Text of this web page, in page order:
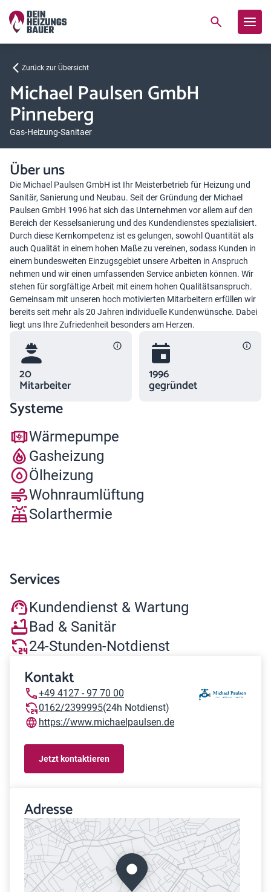
Zurück zur Übersicht
Michael Paulsen GmbH
Pinneberg
Gas-Heizung-Sanitaer
Über uns
Die Michael Paulsen GmbH ist Ihr Meisterbetrieb für Heizung und
Sanitär, Sanierung und Neubau. Seit der Gründung der Michael
Paulsen GmbH 1996 hat sich das Unternehmen vor allem auf den
Bereich der Kesselsanierung und des Kundendienstes spezialisiert.
Durch diese Kernkompetenz ist es gelungen, sowohl Quantität als
auch Qualität in einem hohen Maße zu vereinen, sodass Kunden in
einem bundesweiten Einzugsgebiet unsere Arbeiten in Anspruch
nehmen und wir einen umfassenden Service anbieten können. Wir
stehen für sorgfältige Arbeit mit einem hohen Qualitätsanspruch.
Gemeinsam mit unseren hoch motivierten Mitarbeitern erfüllen wir
bereits seit mehr als 20 Jahren individuelle Kundenwünsche. Dabei
liegt uns Ihre Zufriedenheit besonders am Herzen.
20
Mitarbeiter
1996
gegründet
Systeme
Wärmepumpe
Gasheizung
Ölheizung
Wohnraumlüftung
Solarthermie
Services
Kundendienst & Wartung
Bad & Sanitär
24-Stunden-Notdienst
Kontakt
+49 4127 - 97 70 00
0162/2399995(24h Notdienst)
https://www.michaelpaulsen.de
Jetzt kontaktieren
Adresse